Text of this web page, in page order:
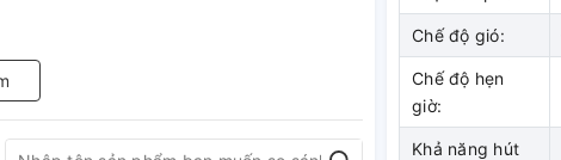
Chế độ gió:
Chế độ hẹn
giờ:
Khả năng hút